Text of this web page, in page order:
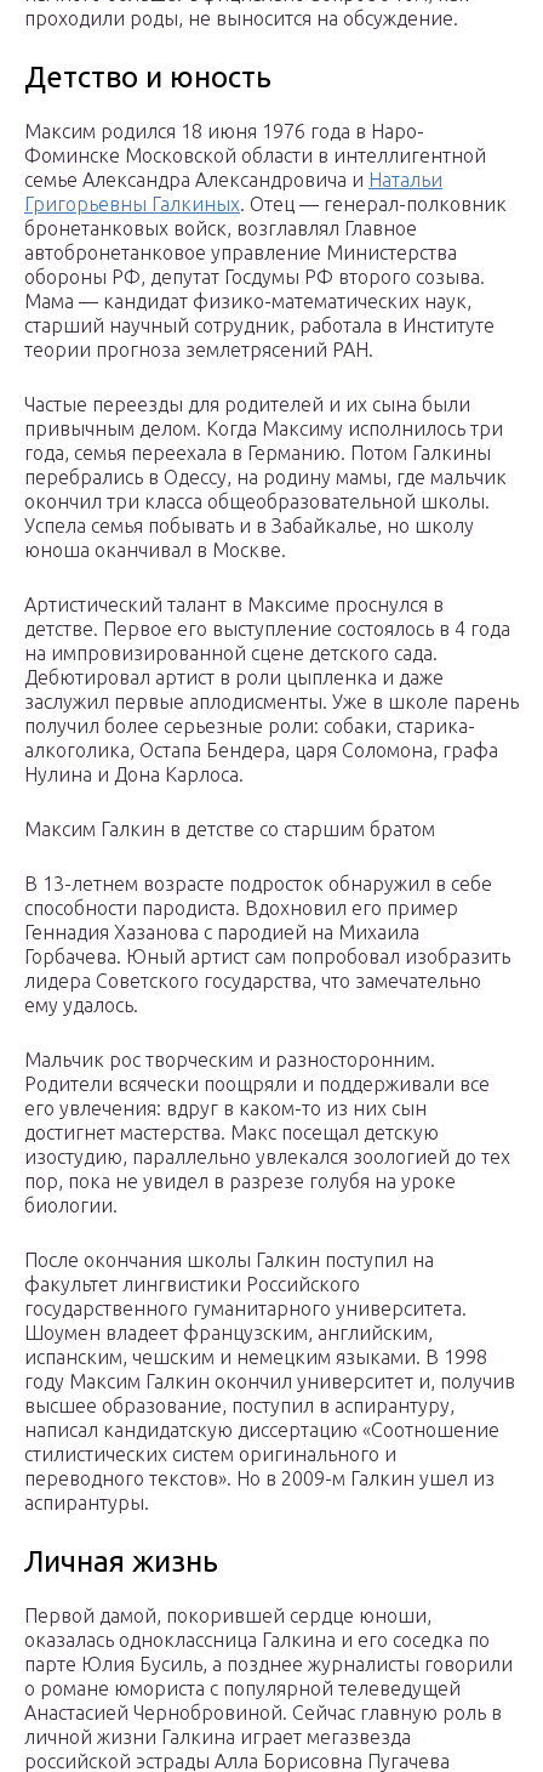
проходили роды, не выносится на обсуждение.
Детство и юность
Максим родился 18 июня 1976 года в Наро-
Фоминске Московской области в интеллигентной
семье Александра Александровича и Натальи
Григорьевны Галкиных. Отец — генерал-полковник
бронетанковых войск, возглавлял Главное
автобронетанковое управление Министерства
обороны РФ, депутат Госдумы РФ второго созыва.
Мама — кандидат физико-математических наук,
старший научный сотрудник, работала в Институте
теории прогноза землетрясений РАН.
Частые переезды для родителей и их сына были
привычным делом. Когда Максиму исполнилось три
года, семья переехала в Германию. Потом Галкины
перебрались в Одессу, на родину мамы, где мальчик
окончил три класса общеобразовательной школы.
Успела семья побывать и в Забайкалье, но школу
юноша оканчивал в Москве.
Артистический талант в Максиме проснулся в
детстве. Первое его выступление состоялось в 4 года
на импровизированной сцене детского сада.
Дебютировал артист в роли цыпленка и даже
заслужил первые аплодисменты. Уже в школе парень
получил более серьезные роли: собаки, старика-
алкоголика, Остапа Бендера, царя Соломона, графа
Нулина и Дона Карлоса.
Максим Галкин в детстве со старшим братом
В 13-летнем возрасте подросток обнаружил в себе
способности пародиста. Вдохновил его пример
Геннадия Хазанова с пародией на Михаила
Горбачева. Юный артист сам попробовал изобразить
лидера Советского государства, что замечательно
ему удалось.
Мальчик рос творческим и разносторонним.
Родители всячески поощряли и поддерживали все
его увлечения: вдруг в каком-то из них сын
достигнет мастерства. Макс посещал детскую
изостудию, параллельно увлекался зоологией до тех
пор, пока не увидел в разрезе голубя на уроке
биологии.
После окончания школы Галкин поступил на
факультет лингвистики Российского
государственного гуманитарного университета.
Шоумен владеет французским, английским,
испанским, чешским и немецким языками. В 1998
году Максим Галкин окончил университет и, получив
высшее образование, поступил в аспирантуру,
написал кандидатскую диссертацию «Соотношение
стилистических систем оригинального и
переводного текстов». Но в 2009-м Галкин ушел из
аспирантуры.
Личная жизнь
Первой дамой, покорившей сердце юноши,
оказалась одноклассница Галкина и его соседка по
парте Юлия Бусиль, а позднее журналисты говорили
о романе юмориста с популярной телеведущей
Анастасией Чернобровиной. Сейчас главную роль в
личной жизни Галкина играет мегазвезда
российской эстрады Алла Борисовна Пугачева